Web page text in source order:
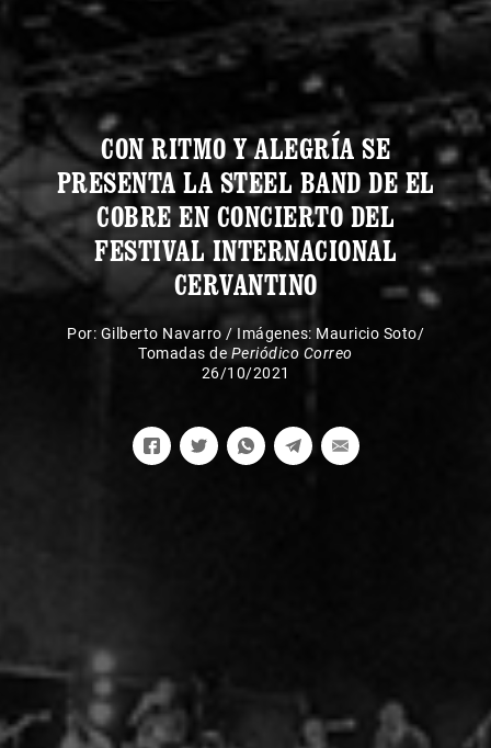
CON RITMO Y ALEGRÍA SE
PRESENTA LA STEEL BAND DE EL
COBRE EN CONCIERTO DEL
FESTIVAL INTERNACIONAL
CERVANTINO
Por: Gilberto Navarro / Imágenes: Mauricio Soto/
Tomadas de Periódico Correo
26/10/2021